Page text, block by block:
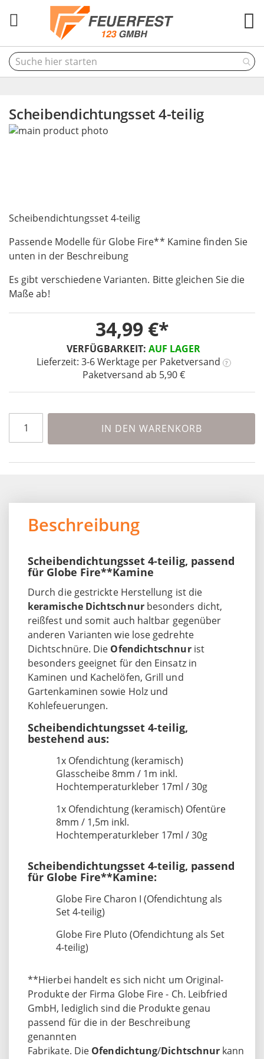
Scheibendichtungsset 4-teilig
Scheibendichtungsset 4-teilig
Passende Modelle für Globe Fire** Kamine finden Sie
unten in der Beschreibung
Es gibt verschiedene Varianten. Bitte gleichen Sie die
Maße ab!
VERFÜGBARKEIT: AUF LAGER
Lieferzeit: 3-6 Werktageper Paketversand ?
Paketversand ab 5,90 €
34,99 €
IN DEN WARENKORB
Skip
gallery
to
beginning
of
images
gallery
Beschreibung
Scheibendichtungsset 4-teilig, passend
für Globe Fire**Kamine
Durch die gestrickte Herstellung ist die
keramische Dichtschnurbesonders dicht,
reißfest und somit auch haltbar gegenüber
anderen Varianten wie lose gedrehte
Dichtschnüre. Die Ofendichtschnurist
besonders geeignet für den Einsatz in
Kaminen und Kachelöfen, Grill und
Gartenkaminen sowie Holz und
Kohlefeuerungen.
Scheibendichtungsset 4-teilig,
bestehend aus:
1x Ofendichtung (keramisch)
Glasscheibe 8mm / 1m inkl.
Hochtemperaturkleber 17ml / 30g
1x Ofendichtung (keramisch) Ofentüre
8mm / 1,5m inkl.
Hochtemperaturkleber 17ml / 30g
Scheibendichtungsset 4-teilig, passend
für Globe Fire**Kamine:
Globe Fire Charon I (Ofendichtung als
Set 4-teilig)
Globe Fire Pluto (Ofendichtung als Set
4-teilig)
**Hierbei handelt es sich nicht um Original-
Produkte der Firma Globe Fire - Ch. Leibfried
GmbH, lediglich sind die Produkte genau
passend für die in der Beschreibung
genannten
Fabrikate. Die Ofendichtung/Dichtschnur kann